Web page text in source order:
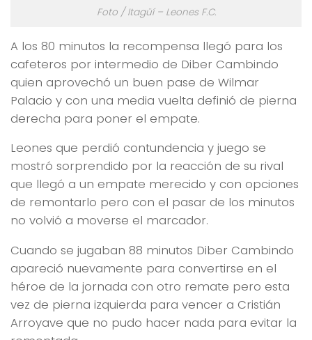
Foto / Itagüí – Leones F.C.
A los 80 minutos la recompensa llegó para los
cafeteros por intermedio de Diber Cambindo
quien aprovechó un buen pase de Wilmar
Palacio y con una media vuelta definió de pierna
derecha para poner el empate.
Leones que perdió contundencia y juego se
mostró sorprendido por la reacción de su rival
que llegó a un empate merecido y con opciones
de remontarlo pero con el pasar de los minutos
no volvió a moverse el marcador.
Cuando se jugaban 88 minutos Diber Cambindo
apareció nuevamente para convertirse en el
héroe de la jornada con otro remate pero esta
vez de pierna izquierda para vencer a Cristián
Arroyave que no pudo hacer nada para evitar la